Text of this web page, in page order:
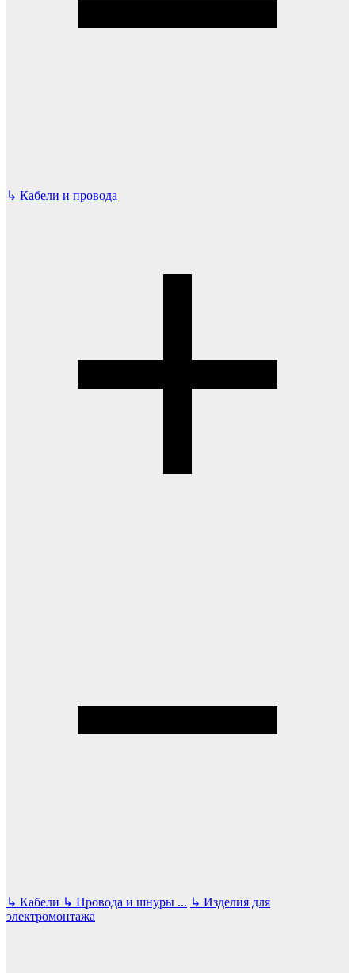
↳ Кабели и провода
↳ Кабели ↳ Провода и шнуры ... ↳ Изделия для
электромонтажа